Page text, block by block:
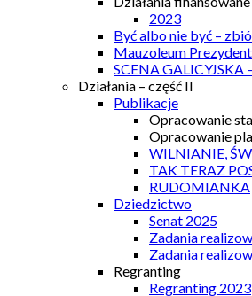
2023
Być albo nie być –
Mauzoleum
SCENA
Działania – część II
Publikacje
Opracowanie
Opracowanie
WILNIANIE,
TAK TERAZ
RUDOMIANKA
Dziedzictwo
Senat 2025
Zadania
Zadania
Regranting
Regranting 2023